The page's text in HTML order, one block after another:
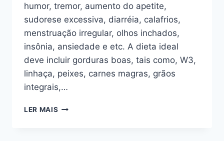
humor, tremor, aumento do apetite,
sudorese excessiva, diarréia, calafrios,
menstruação irregular, olhos inchados,
insônia, ansiedade e etc. A dieta ideal
deve incluir gorduras boas, tais como, W3,
linhaça, peixes, carnes magras, grãos
integrais,…
LER MAIS ORIENTAÇÃO